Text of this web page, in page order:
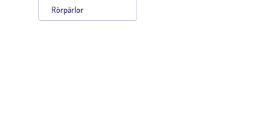
Rörpärlor